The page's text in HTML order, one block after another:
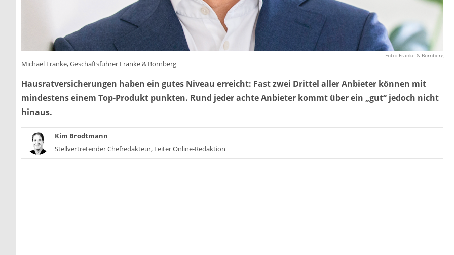
Foto: Franke & Bornberg
Michael Franke, Geschäftsführer Franke & Bornberg
Hausratversicherungen haben ein gutes Niveau erreicht: Fast zwei Drittel aller Anbieter können mit
mindestens einem Top-Produkt punkten. Rund jeder achte Anbieter kommt über ein „gut“ jedoch nicht
hinaus.
Kim Brodtmann
Stellvertretender Chefredakteur, Leiter Online-Redaktion